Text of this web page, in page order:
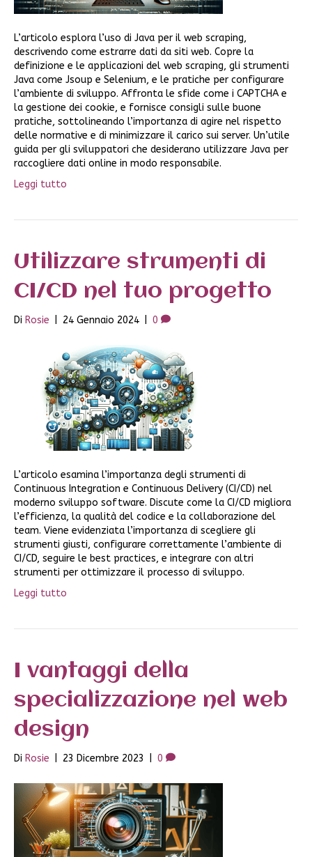
L’articolo esplora l’uso di Java per il web scraping,
descrivendo come estrarre dati da siti web. Copre la
definizione e le applicazioni del web scraping, gli strumenti
Java come Jsoup e Selenium, e le pratiche per configurare
l’ambiente di sviluppo. Affronta le sfide come i CAPTCHA e
la gestione dei cookie, e fornisce consigli sulle buone
pratiche, sottolineando l’importanza di agire nel rispetto
delle normative e di minimizzare il carico sui server. Un’utile
guida per gli sviluppatori che desiderano utilizzare Java per
raccogliere dati online in modo responsabile.
Leggi tutto
Utilizzare strumenti di
CI/CD nel tuo progetto
Di Rosie 24 Gennaio 2024 0
L’articolo esamina l’importanza degli strumenti di
Continuous Integration e Continuous Delivery (CI/CD) nel
moderno sviluppo software. Discute come la CI/CD migliora
l’efficienza, la qualità del codice e la collaborazione del
team. Viene evidenziata l’importanza di scegliere gli
strumenti giusti, configurare correttamente l’ambiente di
CI/CD, seguire le best practices, e integrare con altri
strumenti per ottimizzare il processo di sviluppo.
Leggi tutto
I vantaggi della
specializzazione nel web
design
Di Rosie 23 Dicembre 2023 0